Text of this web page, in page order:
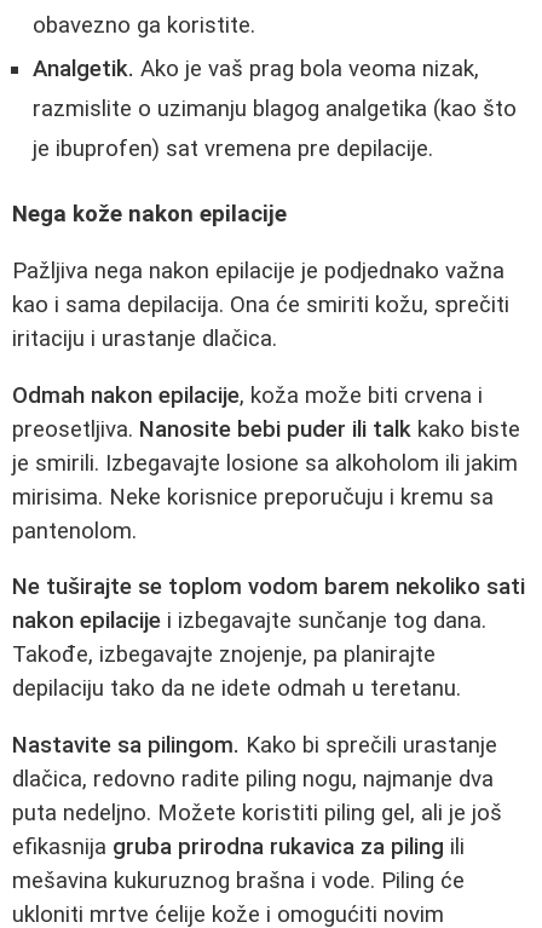
obavezno ga koristite.
Analgetik. Ako je vaš prag bola veoma nizak,
razmislite o uzimanju blagog analgetika (kao što
je ibuprofen) sat vremena pre depilacije.
Negа kože nakon epilacije
Pažljiva nega nakon epilacije je podjednako važna
kao i sama depilacija. Ona će smiriti kožu, sprečiti
iritaciju i urastanje dlačica.
Odmah nakon epilacije, koža može biti crvena i
preosetljiva. Nanosite bebi puder ili talk kako biste
je smirili. Izbegavajte losione sa alkoholom ili jakim
mirisima. Neke korisnice preporučuju i kremu sa
pantenolom.
Ne tuširajte se toplom vodom barem nekoliko sati
nakon epilacije i izbegavajte sunčanje tog dana.
Takođe, izbegavajte znojenje, pa planirajte
depilaciju tako da ne idete odmah u teretanu.
Nastavite sa pilingom. Kako bi sprečili urastanje
dlačica, redovno radite piling nogu, najmanje dva
puta nedeljno. Možete koristiti piling gel, ali je još
efikasnija gruba prirodna rukavica za piling ili
mešavina kukuruznog brašna i vode. Piling će
ukloniti mrtve ćelije kože i omogućiti novim